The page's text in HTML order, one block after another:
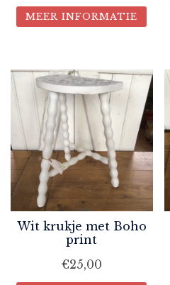
MEER INFORMATIE
Wit krukje met Boho
print
€25,00